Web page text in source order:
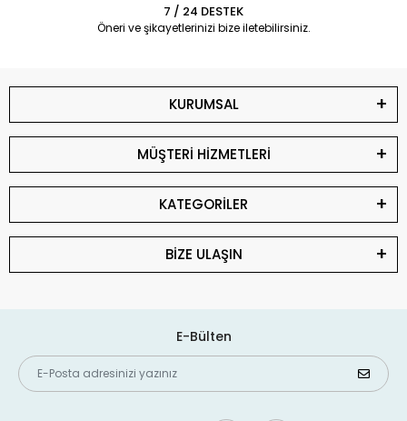
7 / 24 DESTEK
Öneri ve şikayetlerinizi bize iletebilirsiniz.
KURUMSAL
MÜŞTERİ HİZMETLERİ
KATEGORİLER
BİZE ULAŞIN
E-Bülten